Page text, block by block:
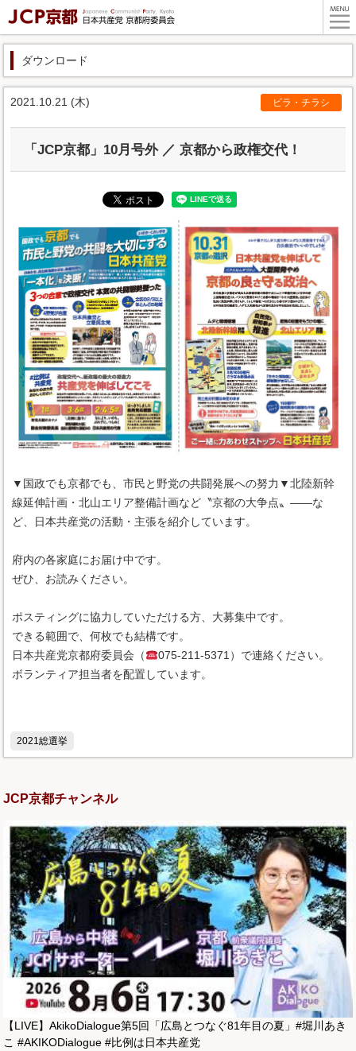
ダウンロード
2021.10.21 (木) ビラ・チラシ
「JCP京都」10月号外 ／ 京都から政権交代！
▼国政でも京都でも、市民と野党の共闘発展への努力▼北陸新幹
線延伸計画・北山エリア整備計画など〝京都の大争点〟――な
ど、日本共産党の活動・主張を紹介しています。
府内の各家庭にお届け中です。
ぜひ、お読みください。
ポスティングに協力していただける方、大募集中です。
できる範囲で、何枚でも結構です。
日本共産党京都府委員会（
075-211-5371）で連絡ください。
ボランティア担当者を配置しています。
2021総選挙
JCP京都チャンネル
【LIVE】AkikoDialogue第5回「広島とつなぐ81年目の夏」#堀川あき
こ #AKIKODialogue #比例は日本共産党